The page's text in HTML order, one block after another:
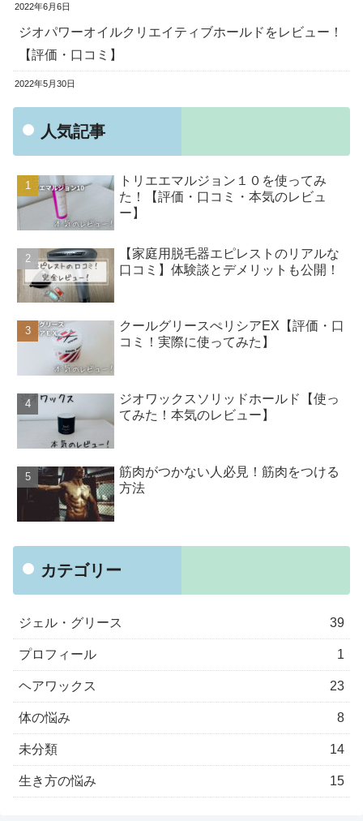
2022年6月6日
ジオパワーオイルクリエイティブホールドをレビュー！
【評価・口コミ】
2022年5月30日
人気記事
トリエエマルジョン１０を使ってみ
た！【評価・口コミ・本気のレビュ
ー】
【家庭用脱毛器エピレストのリアルな
口コミ】体験談とデメリットも公開！
クールグリースぺリシアEX【評価・口
コミ！実際に使ってみた】
ジオワックスソリッドホールド【使っ
てみた！本気のレビュー】
筋肉がつかない人必見！筋肉をつける
方法
カテゴリー
ジェル・グリース 39
プロフィール 1
ヘアワックス 23
体の悩み 8
未分類 14
生き方の悩み 15